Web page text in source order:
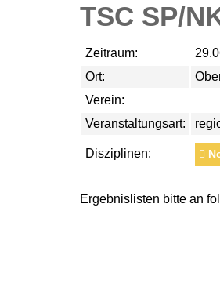
TSC SP/
Zeitraum:
Ort:
Verein:
Veranstaltungsart:
Disziplinen:
Ergebnislisten bitte an